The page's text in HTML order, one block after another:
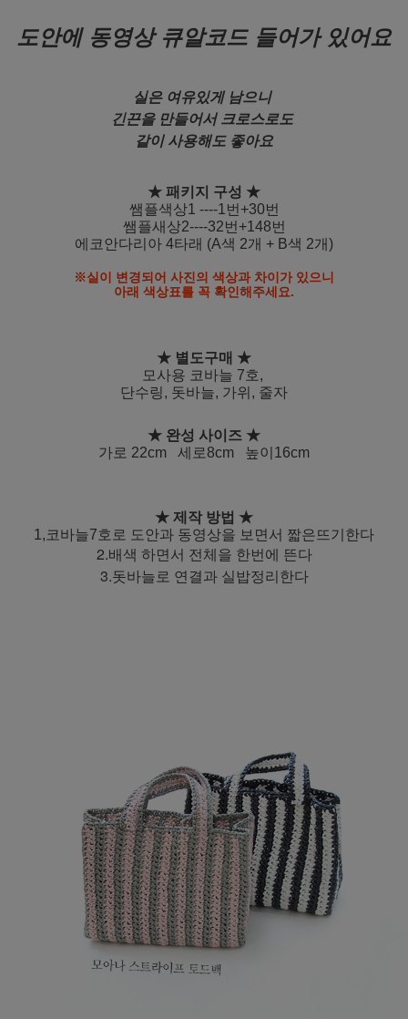
도안에 동영상 큐알코드 들어가 있어요
실은 여유있게 남으니
긴끈을 만들어서 크로스로도
같이 사용해도 좋아요
★ 패키지 구성 ★
쌤플색상1 ----1번+30번
쌤플새상2----32번+148번
에코안다리아 4타래 (A색 2개 + B색 2개)
※실이 변경되어 사진의 색상과 차이가 있으니
아래 색상표를 꼭 확인해주세요.
★ 별도구매 ★
모사용 코바늘 7호,
단수링, 돗바늘, 가위, 줄자
★ 완성 사이즈 ★
가로 22cm 세로8cm 높이 16cm
★ 제작 방법 ★
1,코바늘7호로 도안과 동영상을 보면서 짧은뜨기한다
2.배색 하면서 전체을 한번에 뜬다
3.돗바늘로 연결과 실밥정리한다